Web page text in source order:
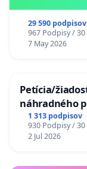
29 590 podpisov
967 Podpisy /
7 May 2026
Petícia/
náhradného
uzávery
1 313 podpisov
930 Podpisy /
2 Jul 2026